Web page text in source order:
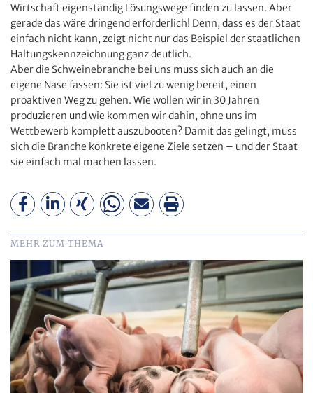
Wirtschaft eigenständig Lösungswege finden zu lassen. Aber
gerade das wäre dringend erforderlich! Denn, dass es der Staat
einfach nicht kann, zeigt nicht nur das Beispiel der staatlichen
Haltungskennzeichnung ganz deutlich.
Aber die Schweinebranche bei uns muss sich auch an die
eigene Nase fassen: Sie ist viel zu wenig bereit, einen
proaktiven Weg zu gehen. Wie wollen wir in 30 Jahren
produzieren und wie kommen wir dahin, ohne uns im
Wettbewerb komplett auszubooten? Damit das gelingt, muss
sich die Branche konkrete eigene Ziele setzen – und der Staat
sie einfach mal machen lassen.
MEHR ZUM THEMA